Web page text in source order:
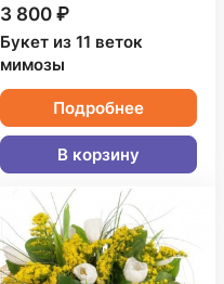
3 800 ₽
Букет из 11 веток
мимозы
Подробнее
В корзину